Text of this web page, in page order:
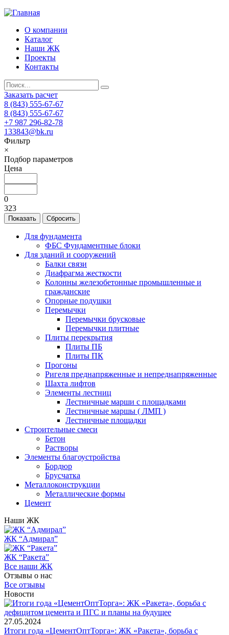
О компании
Каталог
Наши ЖК
Проекты
Контакты
Заказать расчет
8 (843) 555-67-67
8 (843) 555-67-67
+7 987 296-82-78
133843@bk.ru
Фильтр
×
Подбор параметров
Цена
0
323
Для фундамента
ФБС Фундаментные блоки
Для зданий и сооружений
Балки связи
Диафрагма жесткости
Колонны железобетонные промышленные и
гражданские
Опорные подушки
Перемычки
Перемычки брусковые
Перемычки плитные
Плиты перекрытия
Плиты ПБ
Плиты ПК
Прогоны
Ригеля преднапряженные и непреднапряженные
Шахта лифтов
Элементы лестниц
Лестничные марши с площадками
Лестничные маршы ( ЛМП )
Лестничные площадки
Строительные смеси
Бетон
Растворы
Элементы благоустройства
Бордюр
Брусчатка
Металлоконструкции
Металлические формы
Цемент
Наши ЖК
ЖК “Адмирал”
ЖК “Ракета”
Все наши ЖК
Отзывы о нас
Все отзывы
Новости
27.05.2024
Итоги года «ЦементОптТорга»: ЖК «Ракета», борьба с